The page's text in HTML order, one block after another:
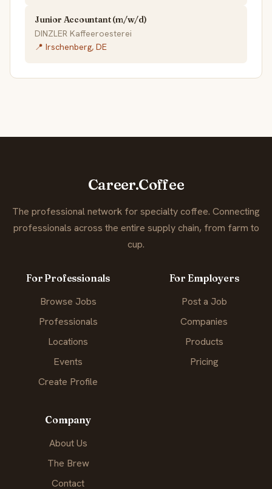
Junior Accountant (m/w/d)
DINZLER Kaffeeroesterei
📍 Irschenberg, DE
Career.Coffee
The professional network for specialty coffee. Connecting
professionals across the entire supply chain, from farm to
cup.
For Professionals
Browse Jobs
Professionals
Locations
Events
Create Profile
For Employers
Post a Job
Companies
Products
Pricing
Company
About Us
The Brew
Contact